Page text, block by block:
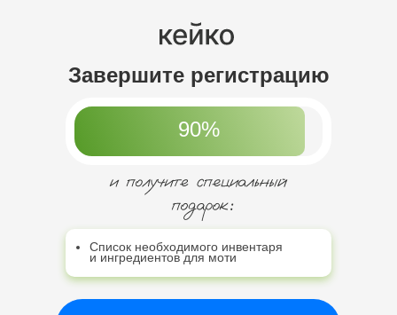
Завершите регистрацию
90%
Список необходимого инвентаря
и ингредиентов для моти